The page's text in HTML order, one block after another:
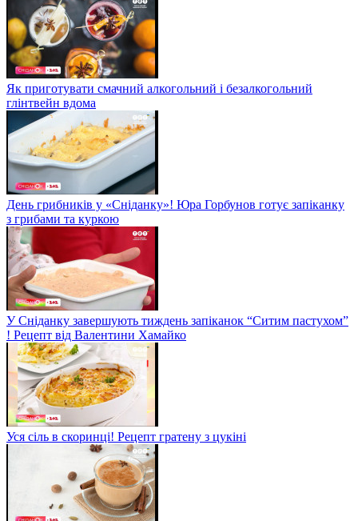
Як приготувати смачний алкогольний і безалкогольний
глінтвейн вдома
День грибників у «Сніданку»! Юра Горбунов готує запіканку
з грибами та куркою
У Сніданку завершують тиждень запіканок “Ситим пастухом”
! Рецепт від Валентини Хамайко
Уся сіль в скоринці! Рецепт гратену з цукіні